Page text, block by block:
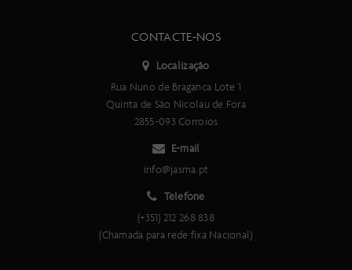
CONTACTE-NOS
Localização
Rua Nuno de Braganca Lote 1
Quinta de São Nicolau de Fora
2855-093 Corroios
E-mail
info@jasma.pt
Telefone
(+351) 212 268 838
(Chamada para rede fixa Nacional)